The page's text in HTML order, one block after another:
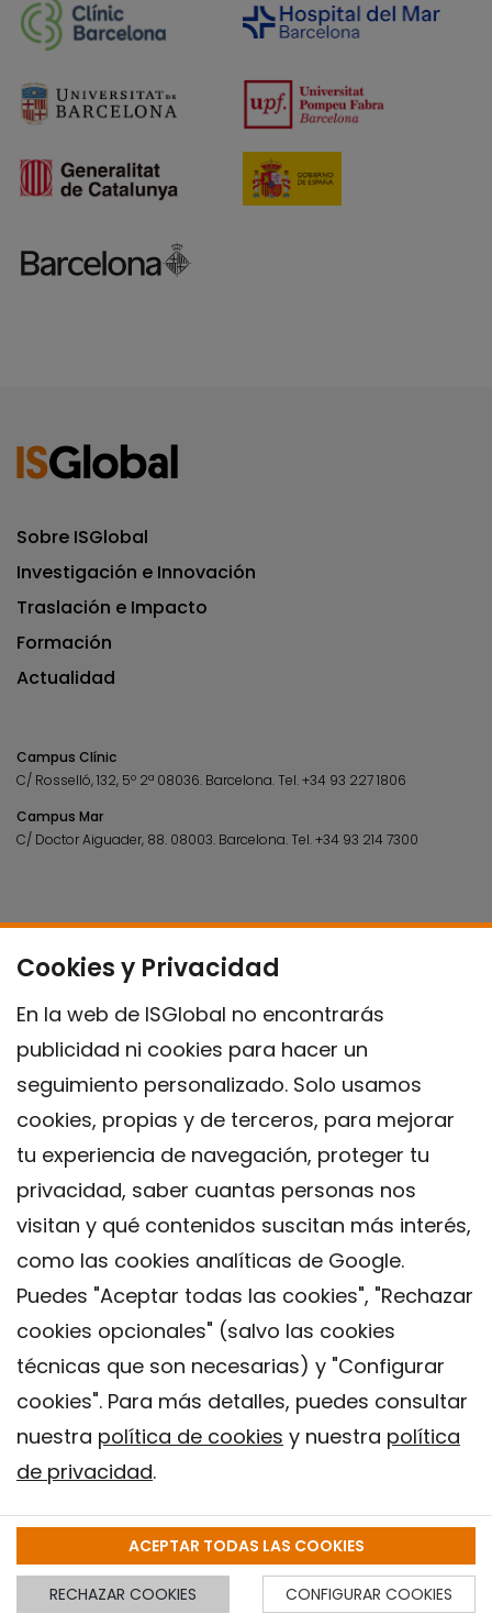
Cookies y Privacidad
En la web de ISGlobal no encontrarás
publicidad ni cookies para hacer un
seguimiento personalizado. Solo usamos
cookies, propias y de terceros, para mejorar
tu experiencia de navegación, proteger tu
privacidad, saber cuantas personas nos
visitan y qué contenidos suscitan más interés,
como las cookies analíticas de Google.
Puedes "Aceptar todas las cookies", "Rechazar
cookies opcionales" (salvo las cookies
técnicas que son necesarias) y "Configurar
cookies". Para más detalles, puedes consultar
nuestra política de cookies y nuestra política
de privacidad.
ACEPTAR TODAS LAS COOKIES
RECHAZAR COOKIES CONFIGURAR COOKIES
Sobre ISGlobal
Investigación e Innovación
Traslación e Impacto
Formación
Actualidad
Campus Clínic
C/ Rosselló, 132, 5º 2ª 08036. Barcelona.Tel.+34 93 227 1806
Campus Mar
C/ Doctor Aiguader, 88. 08003. Barcelona.Tel.+34 93 214 7300
Contacto
Política de privacidad
Política de Cookies
Instituto de Salud Global de Barcelona (ISGlobal), 2018.